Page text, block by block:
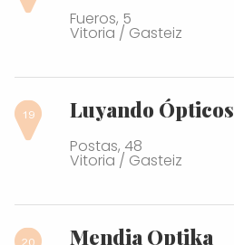
Fueros, 5
Vitoria / Gasteiz
Luyando Ópticos
Postas, 48
Vitoria / Gasteiz
Mendia Optika